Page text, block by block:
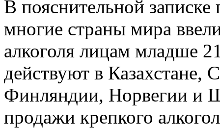
В пояснительной записке
многие страны мира
алкоголя лицам младше
действуют в
Финляндии, Норвегии и
продажи крепкого